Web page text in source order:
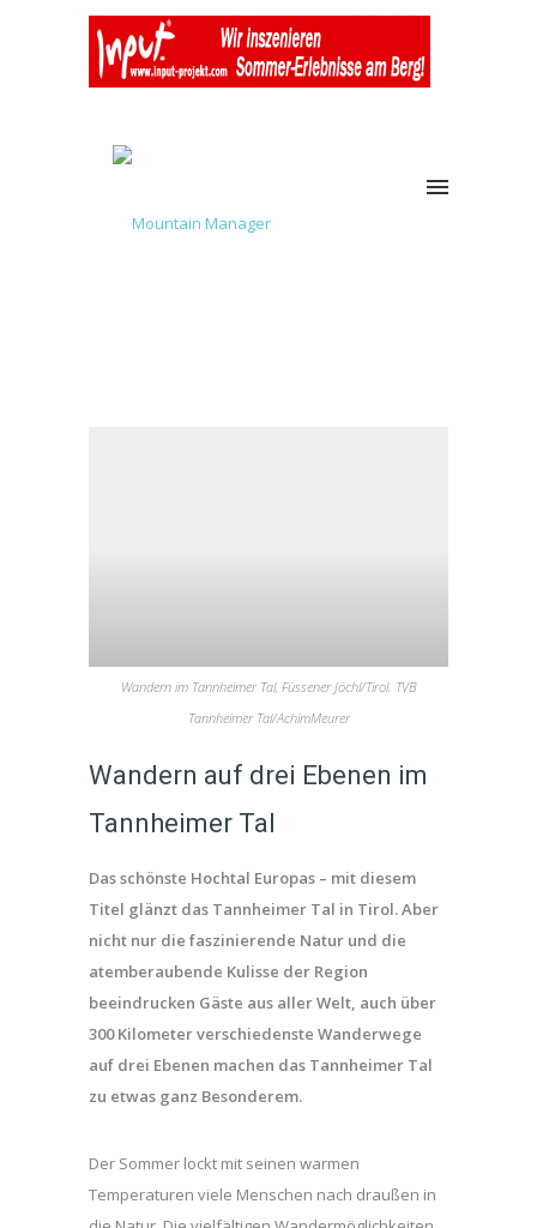
Wandern im Tannheimer Tal, Füssener Jöchl/Tirol. TVB
Tannheimer Tal/AchimMeurer
Wandern auf drei Ebenen im
Tannheimer Tal
Das schönste Hochtal Europas – mit diesem
Titel glänzt das Tannheimer Tal in Tirol. Aber
nicht nur die faszinierende Natur und die
atemberaubende Kulisse der Region
beeindrucken Gäste aus aller Welt, auch über
300 Kilometer verschiedenste Wanderwege
auf drei Ebenen machen das Tannheimer Tal
zu etwas ganz Besonderem.
Der Sommer lockt mit seinen warmen
Temperaturen viele Menschen nach draußen in